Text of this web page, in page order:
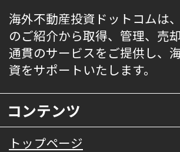
海外不動産投資ドットコムは
のご紹介から取得、管理、売
通貫のサービスをご提供し、
資をサポートいたします。
コンテンツ
トップページ